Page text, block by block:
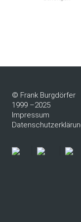
© Frank Burgdörfer
1999 –2025
Impressum